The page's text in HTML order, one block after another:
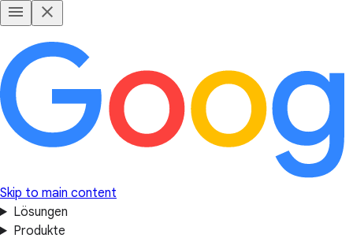
Skip to main content
Lösungen
Produkte